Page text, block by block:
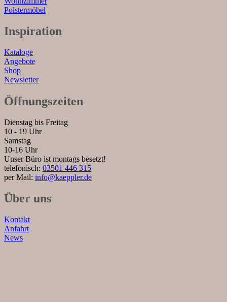
Polstermöbel
Inspiration
Kataloge
Angebote
Shop
Newsletter
Öffnungszeiten
Dienstag bis Freitag
10 - 19 Uhr
Samstag
10-16 Uhr
Unser Büro ist montags besetzt!
telefonisch: 03501 446 315
per Mail: info@kaeppler.de
Über uns
Kontakt
Anfahrt
News